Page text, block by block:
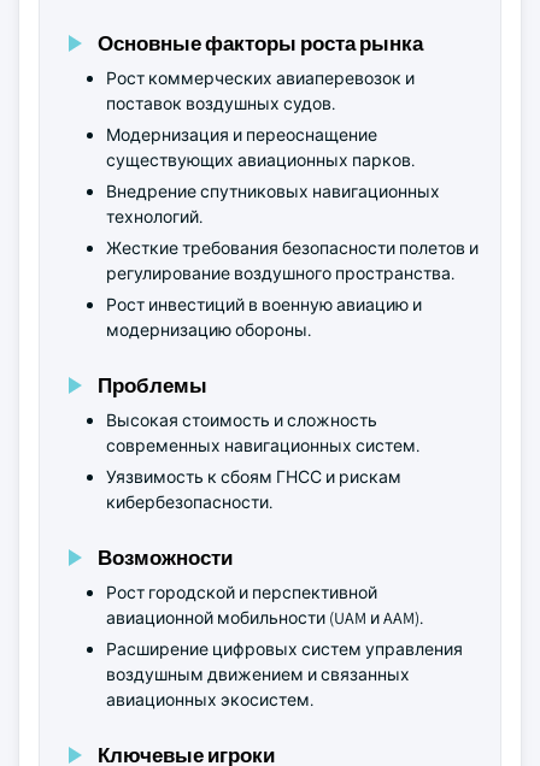
Основные факторы роста рынка
Рост коммерческих авиаперевозок и
поставок воздушных судов.
Модернизация и переоснащение
существующих авиационных парков.
Внедрение спутниковых навигационных
технологий.
Жесткие требования безопасности полетов и
регулирование воздушного пространства.
Рост инвестиций в военную авиацию и
модернизацию обороны.
Проблемы
Высокая стоимость и сложность
современных навигационных систем.
Уязвимость к сбоям ГНСС и рискам
кибербезопасности.
Возможности
Рост городской и перспективной
авиационной мобильности (UAM и AAM).
Расширение цифровых систем управления
воздушным движением и связанных
авиационных экосистем.
Ключевые игроки